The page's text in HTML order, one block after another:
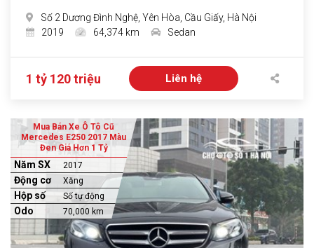
Số 2 Dương Đình Nghệ, Yên Hòa, Cầu Giấy, Hà Nội
2019
64,374 km Sedan
1 tỷ 120 triệu Liên hệ
Mua Bán Xe Ô Tô Cũ
Mercedes E250 2017 Màu
Đen Giá Hơn 1 Tỷ
Năm SX 2017
Động cơ Xăng
Hộp số Số tự động
Odo 70,000 km